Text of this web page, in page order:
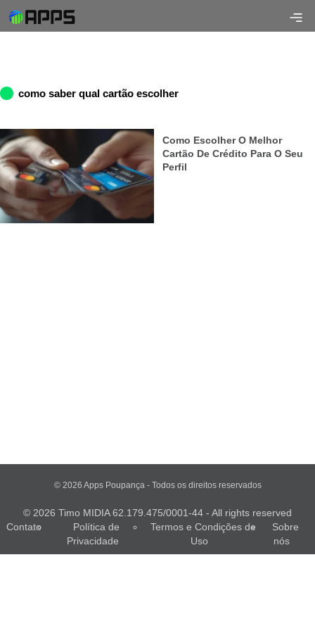
como saber qual cartão escolher
Como Escolher O Melhor
Cartão De Crédito Para O Seu
Perfil
© 2026 Apps Poupança - Todos os direitos reservados
© 2026 Timo MIDIA 62.179.475/0001-44 - All rights reserved
Contato
Política de
Privacidade
Termos e Condições de
Uso
Sobre
nós